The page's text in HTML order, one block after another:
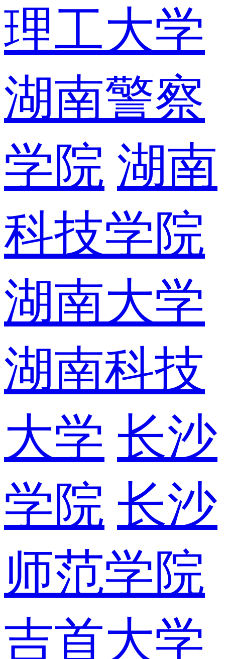
理工大学
湖南警察
学院 湖南
科技学院
湖南大学
湖南科技
大学 长沙
学院 长沙
师范学院
吉首大学